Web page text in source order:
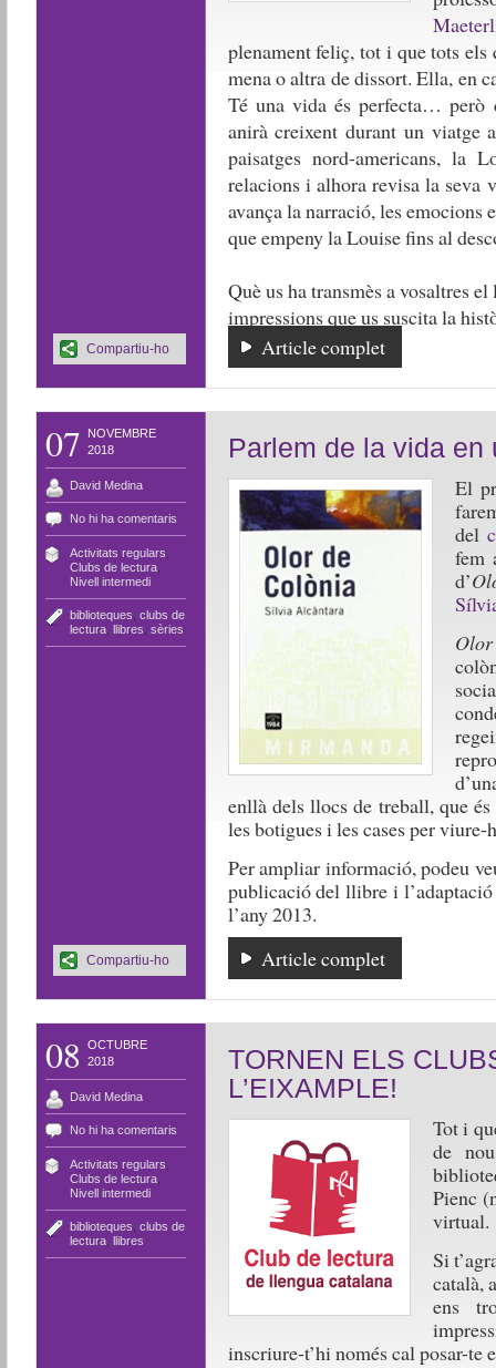
plenament feliç, tot i que tots els
mena o altra de dissort. Ella, en
Té una vida és perfecta… però
anirà creixent durant un viatge
paisatges nord-americans, la
relacions i alhora revisa la seva
avança la narració, les emocions
que empeny la Louise fins al
Què us ha transmès a vosaltres
impressions que us suscita la
Article complet
Compartiu-ho
07
NOVEMBRE
2018
David Medina
No hi ha comentaris
Activitats regulars
Clubs de lectura,
Nivell intermedi
biblioteques clubs de
lectura, llibres sèries
Parlem de la vida
El
del
fem
d’
enllà dels llocs de treball, que
les botigues i les cases per
Per ampliar informació, podeu
publicació del llibre i
l’any 2013.
Article complet
Compartiu-ho
08
OCTUBRE
2018
David Medina
No hi ha comentaris
Activitats regulars
Clubs de lectura,
Nivell intermedi
biblioteques clubs de
lectura, llibres
TORNEN ELS
L’EIXAMPLE!
Tot i
de
Pienc
virtual.
Si
català,
ens
inscriure-t’hi només cal posar-te